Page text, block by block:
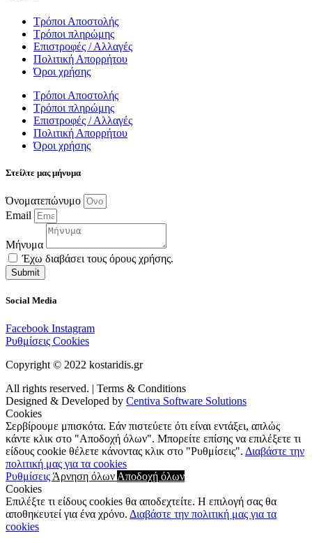
Τρόποι Αποστολής
Τρόποι πληρώμης
Επιστροφές / Αλλαγές
Πολιτική Απορρήτου
Όροι χρήσης
Τρόποι Αποστολής
Τρόποι πληρώμης
Επιστροφές / Αλλαγές
Πολιτική Απορρήτου
Όροι χρήσης
Στείλτε μας μήνυμα
Όνοματεπώνυμο
Email
Μήνυμα
Έχω διαβάσει τους όρους χρήσης.
Submit
Social Media
Facebook Instagram
Ρυθμίσεις Cookies
Copyright © 2022 kostaridis.gr
All rights reserved. | Terms & Conditions
Designed & Developed by Centiva Software Solutions
Cookies
Σερβίρουμε μπισκότα. Εάν πιστεύετε ότι είναι εντάξει, απλώς
κάντε κλικ στο "Αποδοχή όλων". Μπορείτε επίσης να επιλέξετε τι
είδους cookie θέλετε κάνοντας κλικ στο "Ρυθμίσεις". Διαβάστε την
πολιτική μας για τα cookies
Ρυθμίσεις Άρνηση όλων Αποδοχή όλων
Cookies
Επιλέξτε τι είδους cookies θα αποδεχτείτε. Η επιλογή σας θα
αποθηκευτεί για ένα χρόνο. Διαβάστε την πολιτική μας για τα
cookies